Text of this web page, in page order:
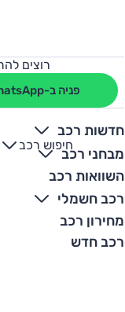
רוצים
פניה ב-WhatsApp
חדשות רכב
מבחני רכב
השוואות רכב
רכב חשמלי
מחירון רכב
רכב חדש
חיפוש רכב
+
-